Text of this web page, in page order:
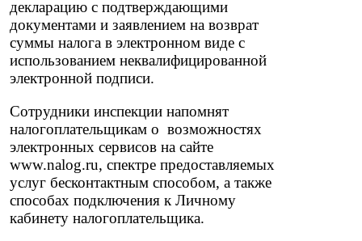
декларацию с подтверждающими
документами и заявлением на возврат
суммы налога в электронном виде с
использованием неквалифицированной
электронной подписи.
Сотрудники инспекции напомнят
налогоплательщикам о возможностях
электронных сервисов на сайте
www.nalog.ru, спектре предоставляемых
услуг бесконтактным способом, а также
способах подключения к Личному
кабинету налогоплательщика.